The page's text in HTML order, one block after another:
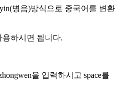
병음)방식으로 중국어를 변환
하시면 됩니다.
을 입력하시고 space를